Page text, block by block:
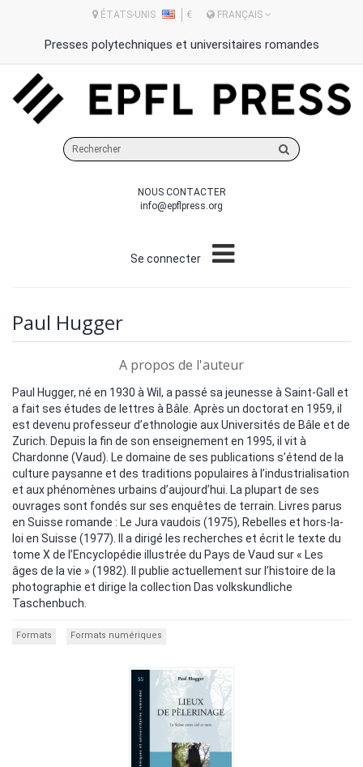
ÉTATS-UNIS € FRANÇAIS
Presses polytechniques et universitaires romandes
sur
site
NOUS CONTACTER
info@epflpress.org
Se connecter
Paul Hugger
A propos de l'auteur
Paul Hugger, né en 1930 à Wil, a passé sa jeunesse à Saint-Gall et
a fait ses études de lettres à Bâle. Après un doctorat en 1959, il
est devenu professeur d’ethnologie aux Universités de Bâle et de
Zurich. Depuis la fin de son enseignement en 1995, il vit à
Chardonne (Vaud). Le domaine de ses publications s’étend de la
culture paysanne et des traditions populaires à l’industrialisation
et aux phénomènes urbains d’aujourd’hui. La plupart de ses
ouvrages sont fondés sur ses enquêtes de terrain. Livres parus
en Suisse romande : Le Jura vaudois (1975), Rebelles et hors-la-
loi en Suisse (1977). Il a dirigé les recherches et écrit le texte du
tome X de l’Encyclopédie illustrée du Pays de Vaud sur « Les
âges de la vie » (1982). Il publie actuellement sur l’histoire de la
photographie et dirige la collection Das volkskundliche
Taschenbuch.
Formats Formats numériques